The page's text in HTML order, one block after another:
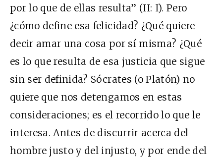
por lo que de ellas resulta” (II: I). Pero
¿cómo define esa felicidad? ¿Qué quiere
decir amar una cosa por sí misma? ¿Qué
es lo que resulta de esa justicia que sigue
sin ser definida? Sócrates (o Platón) no
quiere que nos detengamos en estas
consideraciones; es el recorrido lo que le
interesa. Antes de discurrir acerca del
hombre justo y del injusto, y por ende del